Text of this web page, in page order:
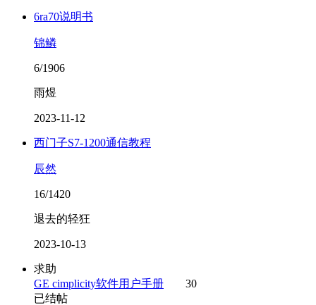
6ra70说明书
锦鳞
6/1906
雨煜
2023-11-12
西门子S7-1200通信教程
辰然
16/1420
退去的轻狂
2023-10-13
求助
GE cimplicity软件用户手册
30
已结帖